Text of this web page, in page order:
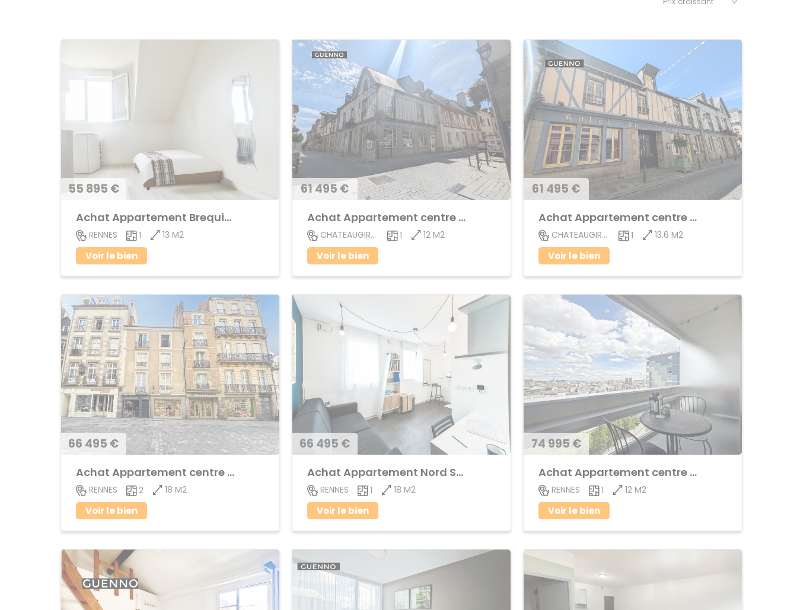
55 895 €
Achat Appartement Brequigny
RENNES 1 13 M2
Voir le bien
61 495 €
Achat Appartement centre ville
CHATEAUGIRON 1 12 M2
Voir le bien
61 495 €
Achat Appartement centre ville
CHATEAUGIRON 1 13.6 M2
Voir le bien
66 495 €
Achat Appartement centre ville
RENNES 2 18 M2
Voir le bien
66 495 €
Achat Appartement Nord Saint-Martin
RENNES 1 18 M2
Voir le bien
74 995 €
Achat Appartement centre ville
RENNES 1 12 M2
Voir le bien